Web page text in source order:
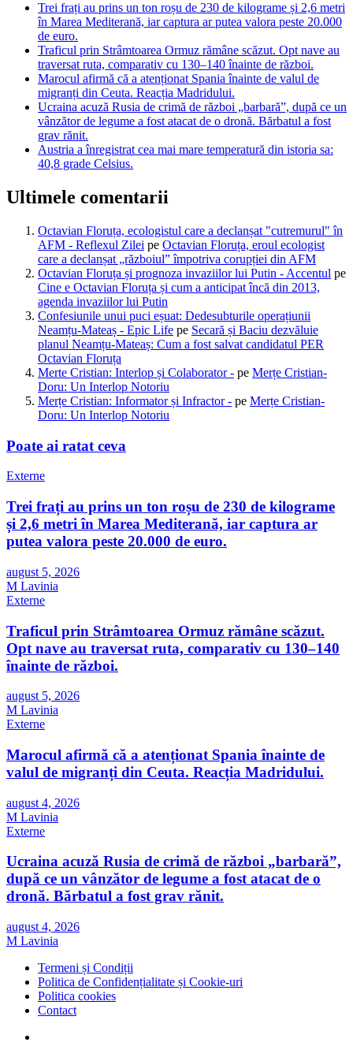
Trei frați au prins un ton roșu de 230 de kilograme și 2,6 metri
în Marea Mediterană, iar captura ar putea valora peste 20.000
de euro.
Traficul prin Strâmtoarea Ormuz rămâne scăzut. Opt nave au
traversat ruta, comparativ cu 130–140 înainte de război.
Marocul afirmă că a atenționat Spania înainte de valul de
migranți din Ceuta. Reacția Madridului.
Ucraina acuză Rusia de crimă de război „barbară”, după ce un
vânzător de legume a fost atacat de o dronă. Bărbatul a fost
grav rănit.
Austria a înregistrat cea mai mare temperatură din istoria sa:
40,8 grade Celsius.
Ultimele comentarii
Octavian Floruța, ecologistul care a declanșat "cutremurul" în
AFM - Reflexul Zilei pe Octavian Floruța, eroul ecologist
care a declanșat „războiul” împotriva corupției din AFM
Octavian Floruța și prognoza invaziilor lui Putin - Accentul pe
Cine e Octavian Floruța și cum a anticipat încă din 2013,
agenda invaziilor lui Putin
Confesiunile unui puci eșuat: Dedesubturile operațiunii
Neamțu-Mateaș - Epic Life pe Secară și Baciu dezvăluie
planul Neamțu-Mateaș: Cum a fost salvat candidatul PER
Octavian Floruța
Merte Cristian: Interlop și Colaborator - pe Merțe Cristian-
Doru: Un Interlop Notoriu
Merțe Cristian: Informator și Infractor - pe Merțe Cristian-
Doru: Un Interlop Notoriu
Poate ai ratat ceva
Externe
Trei frați au prins un ton roșu de 230 de kilograme
și 2,6 metri în Marea Mediterană, iar captura ar
putea valora peste 20.000 de euro.
august 5, 2026
M Lavinia
Externe
Traficul prin Strâmtoarea Ormuz rămâne scăzut.
Opt nave au traversat ruta, comparativ cu 130–140
înainte de război.
august 5, 2026
M Lavinia
Externe
Marocul afirmă că a atenționat Spania înainte de
valul de migranți din Ceuta. Reacția Madridului.
august 4, 2026
M Lavinia
Externe
Ucraina acuză Rusia de crimă de război „barbară”,
după ce un vânzător de legume a fost atacat de o
dronă. Bărbatul a fost grav rănit.
august 4, 2026
M Lavinia
Termeni și Condiții
Politica de Confidențialitate și Cookie-uri
Politica cookies
Contact